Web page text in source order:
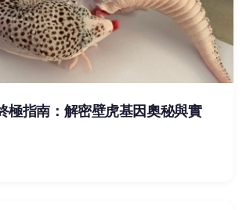
極指南：解密壁虎基因奧秘與實